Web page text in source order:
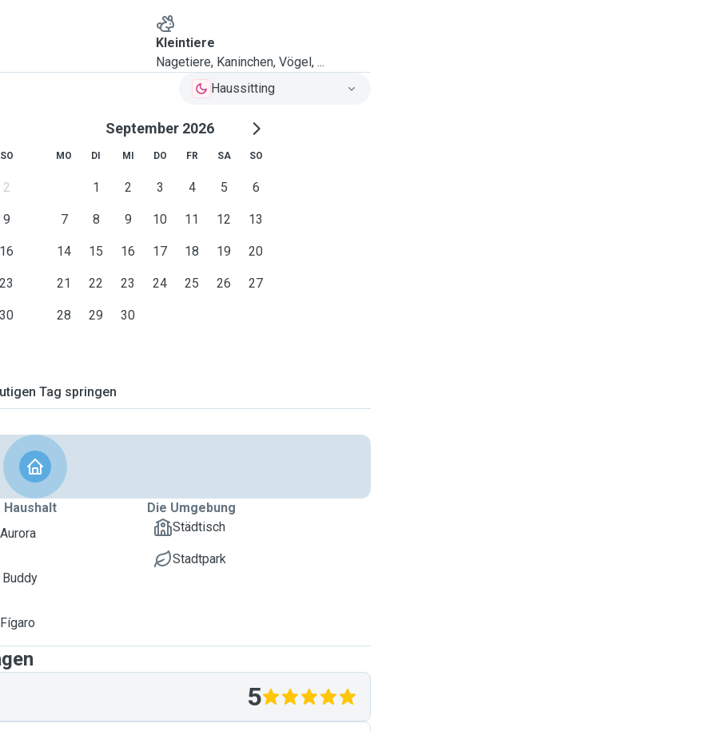
Kleintiere
Nagetiere, Kaninchen, Vögel, ...
Haussitting
SO
2
9
16
23
30
September 2026
MO DI MI DO FR SA SO
1 2 3 4 5 6
7 8 9 10 11 12 13
14 15 16 17 18 19 20
21 22 23 24 25 26 27
28 29 30
Tag springen
Die Umgebung
Städtisch
Stadtpark
5